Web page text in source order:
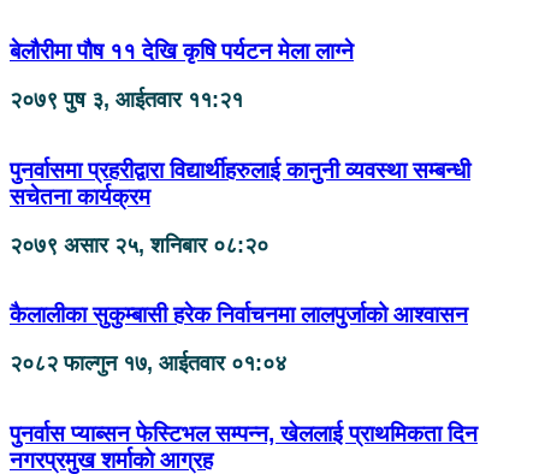
बेलौरीमा पौष ११ देखि कृषि पर्यटन मेला लाग्ने
२०७९ पुष ३, आईतवार ११:२१
पुनर्वासमा प्रहरीद्वारा विद्यार्थीहरुलाई कानुनी व्यवस्था सम्बन्धी
सचेतना कार्यक्रम
२०७९ असार २५, शनिबार ०८:२०
कैलालीका सुकुम्बासी हरेक निर्वाचनमा लालपुर्जाको आश्वासन
२०८२ फाल्गुन १७, आईतवार ०१:०४
पुनर्वास प्याब्सन फेस्टिभल सम्पन्न, खेललाई प्राथमिकता दिन
नगरप्रमुख शर्माकाे आग्रह